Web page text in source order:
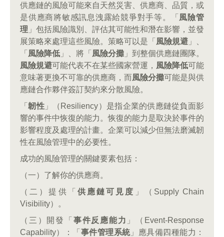
供應鏈的風險可能來自天然災害、供應商、品質，或
是供應商將敏感訊息洩露給競爭對手等。「 風險管
理 」包括風險識別、評估其可能性和潛在影響，並發
展策略來處理這些風險。策略可以是「 風險規避 」、
「 風險降低 」、將「 風險分攤 」到整個供應鏈團隊。
風險規避可能代表不在某些國家營運， 風險降低可能
意味著更換不可靠的供應商，而風險分攤可能是與供
應鏈合作夥伴簽訂契約來分散風險。
「韌性」（Resiliency）是指企業的供應鏈從負面影
響的事件中恢復的能力。恢復的能力是取決於事件的
影響程度及處理的計畫。企業可以減少但無法磨滅韌
性在風險管理中的必要性。
成功的風險管理的關鍵要素包括：
（一）了解你的供應商。
（二）提供「 供應鏈可見度 」（Supply Chain
Visibility）。
（三）開發「 事件反應能力 」（Event-Response
Capability）：「 事件管理系統」應具備四種能力：